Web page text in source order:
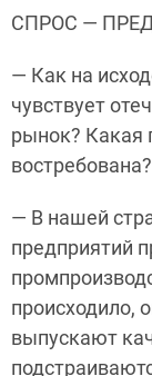
СПРОС —
— Как на
чувствует
рынок? Какая
востребована?
— В нашей
предприятий
происходило,
выпускают